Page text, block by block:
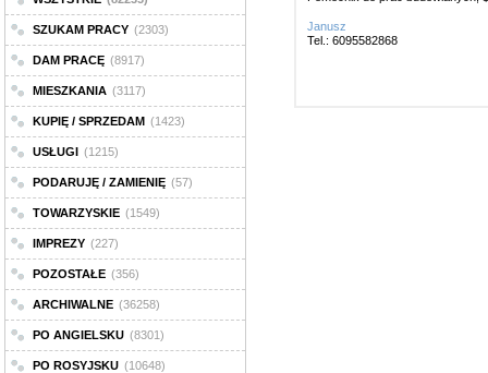
SZUKAM PRACY (2303)
DAM PRACĘ (8917)
MIESZKANIA (3117)
KUPIĘ / SPRZEDAM (1423)
USŁUGI (1215)
PODARUJĘ / ZAMIENIĘ (57)
TOWARZYSKIE (1549)
IMPREZY (227)
POZOSTAŁE (356)
ARCHIWALNE (36258)
PO ANGIELSKU (8301)
PO ROSYJSKU (10648)
Janusz
Tel.: 6095582868